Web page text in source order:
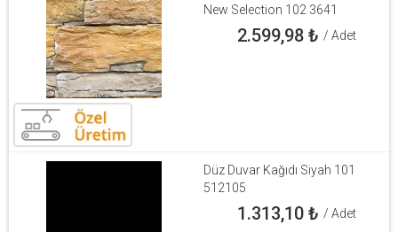
New Selection 102 3641
2.599,98₺ / Adet
Düz Duvar Kağıdı Siyah 101
512105
1.313,10₺ / Adet